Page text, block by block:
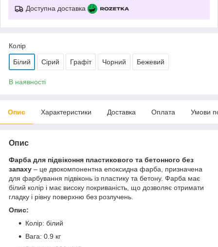
Доступна доставка
Колір
Білий Сірий Графіт Чорний Бежевий
В наявності
Опис Характеристики Доставка Оплата Умови
Опис
Фарба для підвіконня пластикового та бетонного без
запаху – це двокомпонентна епоксидна фарба, призначена
для фарбування підвіконь із пластику та бетону. Фарба має
білий колір і має високу покриваність, що дозволяє отримати
гладку і рівну поверхню без розлучень.
Опис:
Колір: білий
Вага: 0.9 кг